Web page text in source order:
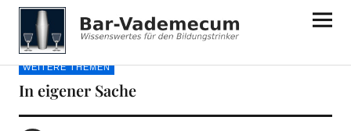
Bar-Vademecum
WEITERE THEMEN
In eigener Sache